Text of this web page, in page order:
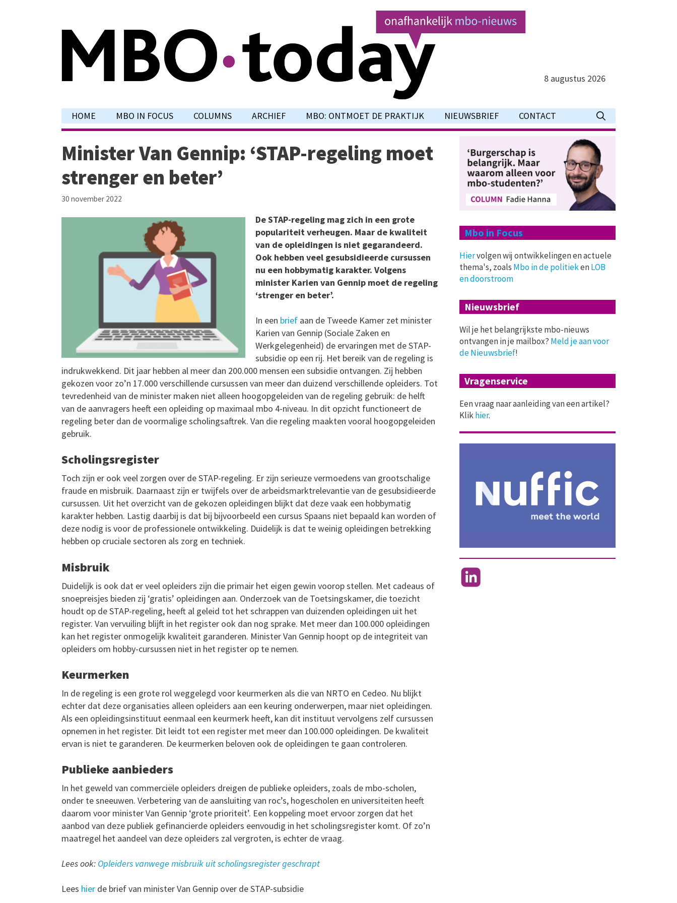
8 augustus 2026
HOME MBO IN FOCUS COLUMNS ARCHIEF MBO: ONTMOET DE PRAKTIJK NIEUWSBRIEF CONTACT
Minister Van Gennip: ‘STAP-regeling moet
strenger en beter’
30 november 2022
De STAP-regeling mag zich in een grote
populariteit verheugen. Maar de kwaliteit
van de opleidingen is niet gegarandeerd.
Ook hebben veel gesubsidieerde cursussen
nu een hobbymatig karakter. Volgens
minister Karien van Gennip moet de regeling
‘strenger en beter’.
In een brief aan de Tweede Kamer zet minister
Karien van Gennip (Sociale Zaken en
Werkgelegenheid) de ervaringen met de STAP-
subsidie op een rij. Het bereik van de regeling is
indrukwekkend. Dit jaar hebben al meer dan 200.000 mensen een subsidie ontvangen. Zij hebben
gekozen voor zo’n 17.000 verschillende cursussen van meer dan duizend verschillende opleiders. Tot
tevredenheid van de minister maken niet alleen hoogopgeleiden van de regeling gebruik: de helft
van de aanvragers heeft een opleiding op maximaal mbo 4-niveau. In dit opzicht functioneert de
regeling beter dan de voormalige scholingsaftrek. Van die regeling maakten vooral hoogopgeleiden
gebruik.
Scholingsregister
Toch zijn er ook veel zorgen over de STAP-regeling. Er zijn serieuze vermoedens van grootschalige
fraude en misbruik. Daarnaast zijn er twijfels over de arbeidsmarktrelevantie van de gesubsidieerde
cursussen. Uit het overzicht van de gekozen opleidingen blijkt dat deze vaak een hobbymatig
karakter hebben. Lastig daarbij is dat bij bijvoorbeeld een cursus Spaans niet bepaald kan worden of
deze nodig is voor de professionele ontwikkeling. Duidelijk is dat te weinig opleidingen betrekking
hebben op cruciale sectoren als zorg en techniek.
Misbruik
Duidelijk is ook dat er veel opleiders zijn die primair het eigen gewin voorop stellen. Met cadeaus of
snoepreisjes bieden zij ‘gratis’ opleidingen aan. Onderzoek van de Toetsingskamer, die toezicht
houdt op de STAP-regeling, heeft al geleid tot het schrappen van duizenden opleidingen uit het
register. Van vervuiling blijft in het register ook dan nog sprake. Met meer dan 100.000 opleidingen
kan het register onmogelijk kwaliteit garanderen. Minister Van Gennip hoopt op de integriteit van
opleiders om hobby-cursussen niet in het register op te nemen.
Keurmerken
In de regeling is een grote rol weggelegd voor keurmerken als die van NRTO en Cedeo. Nu blijkt
echter dat deze organisaties alleen opleiders aan een keuring onderwerpen, maar niet opleidingen.
Als een opleidingsinstituut eenmaal een keurmerk heeft, kan dit instituut vervolgens zelf cursussen
opnemen in het register. Dit leidt tot een register met meer dan 100.000 opleidingen. De kwaliteit
ervan is niet te garanderen. De keurmerken beloven ook de opleidingen te gaan controleren.
Publieke aanbieders
In het geweld van commerciële opleiders dreigen de publieke opleiders, zoals de mbo-scholen,
onder te sneeuwen. Verbetering van de aansluiting van roc’s, hogescholen en universiteiten heeft
daarom voor minister Van Gennip ‘grote prioriteit’. Een koppeling moet ervoor zorgen dat het
aanbod van deze publiek gefinancierde opleiders eenvoudig in het scholingsregister komt. Of zo’n
maatregel het aandeel van deze opleiders zal vergroten, is echter de vraag.
Lees ook: Opleiders vanwege misbruik uit scholingsregister geschrapt
Lees hier de brief van minister Van Gennip over de STAP-subsidie
Mbo in Focus
Hiervolgen wij ontwikkelingen en actuele
thema's, zoals Mbo in de politiekenLOB
en doorstroom
Nieuwsbrief
Wil je het belangrijkste mbo-nieuws
ontvangen in je mailbox? Meld je aan voor
de Nieuwsbrief!
Vragenservice
Een vraag naar aanleiding van een artikel?
Klikhier.